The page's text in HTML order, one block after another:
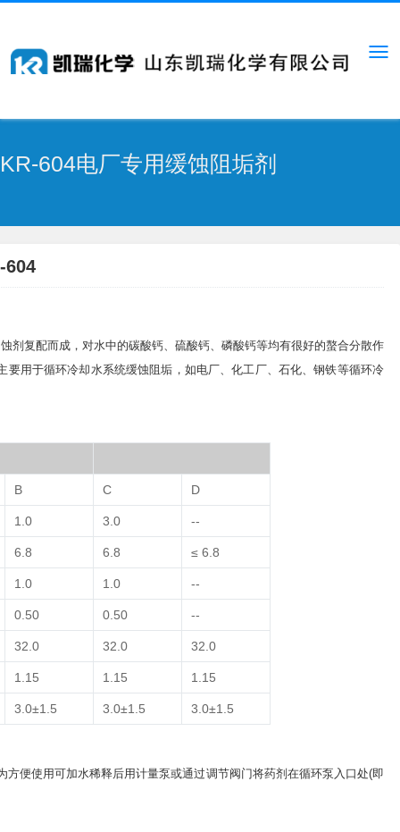
KR-604电厂专用缓蚀阻垢剂
604
剂复配而成，对水中的碳酸钙、硫酸钙、磷酸钙等均有很好的螯合分散作
要用于循环冷却水系统缓蚀阻垢，如电厂、化工厂、石化、钢铁等循环冷
B C D
1.0 3.0 --
6.8 6.8 ≤ 6.8
1.0 1.0 --
0.50 0.50 --
32.0 32.0 32.0
1.15 1.15 1.15
3.0±1.5 3.0±1.5 3.0±1.5
便使用可加水稀释后用计量泵或通过调节阀门将药剂在循环泵入口处(即